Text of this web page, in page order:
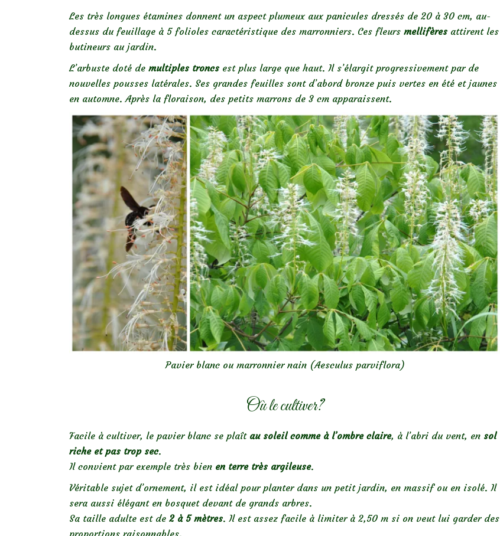
Les très longues étamines donnent un aspect plumeux aux panicules dressés de 20 à 30 cm, au-
dessus du feuillage à 5 folioles caractéristique des marronniers. Ces fleurs mellifères attirent les
butineurs au jardin.
L’arbuste doté de multiples troncs est plus large que haut. Il s’élargit progressivement par de
nouvelles pousses latérales. Ses grandes feuilles sont d’abord bronze puis vertes en été et jaunes
en automne. Après la floraison, des petits marrons de 3 cm apparaissent.
Pavier blanc ou marronnier nain (Aesculus parviflora)
Où le cultiver?
Facile à cultiver, le pavier blanc se plaît au soleil comme à l’ombre claire, à l’abri du vent, en sol
riche et pas trop sec.
Il convient par exemple très bien en terre très argileuse.
Véritable sujet d’ornement, il est idéal pour planter dans un petit jardin, en massif ou en isolé. Il
sera aussi élégant en bosquet devant de grands arbres.
Sa taille adulte est de 2 à 5 mètres. Il est assez facile à limiter à 2,50 m si on veut lui garder des